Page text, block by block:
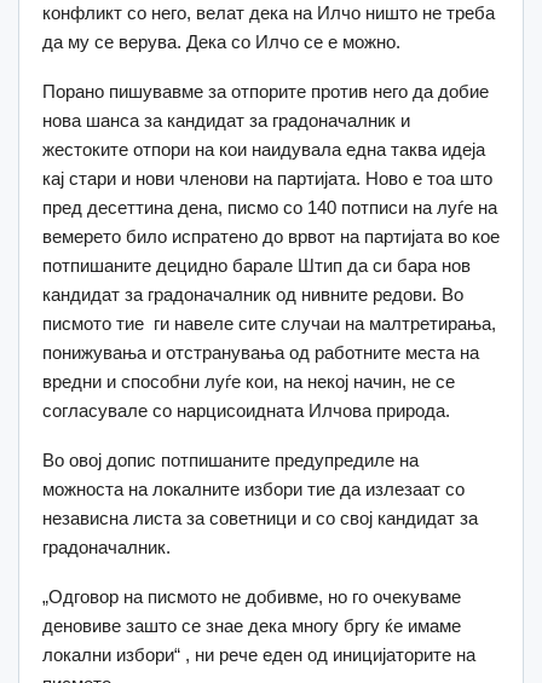
конфликт со него, велат дека на Илчо ништо не треба
да му се верува. Дека со Илчо се е можно.
Порано пишувавме за отпорите против него да добие
нова шанса за кандидат за градоначалник и
жестоките отпори на кои наидувала една таква идеја
кај стари и нови членови на партијата. Ново е тоа што
пред десеттина дена, писмо со 140 потписи на луѓе на
вемерето било испратено до врвот на партијата во кое
потпишаните децидно барале Штип да си бара нов
кандидат за градоначалник од нивните редови. Во
писмото тие ги навеле сите случаи на малтретирања,
понижувања и отстранувања од работните места на
вредни и способни луѓе кои, на некој начин, не се
согласувале со нарцисоидната Илчова природа.
Во овој допис потпишаните предупредиле на
можноста на локалните избори тие да излезаат со
независна листа за советници и со свој кандидат за
градоначалник.
„Одговор на писмото не добивме, но го очекуваме
деновиве зашто се знае дека многу бргу ќе имаме
локални избори“ , ни рече еден од иницијаторите на